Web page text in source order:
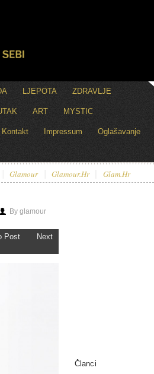
LJEPOTA ZDRAVLJE
ART MYSTIC
Kontakt Impressum Oglašavanje
Glamour Glamour.hr Glam.hr
By glamour
Post
Next
Članci